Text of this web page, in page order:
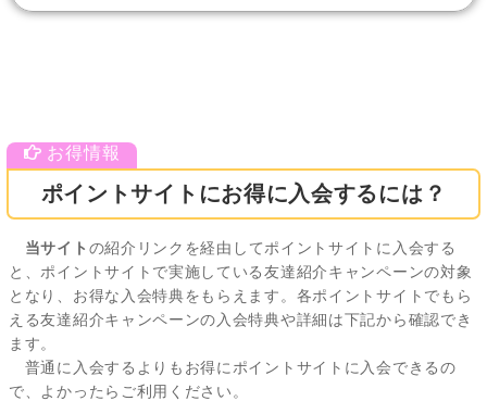
ポイントサイトにお得に入会するには？
当サイト の紹介リンクを経由してポイントサイトに入会する
と、ポイントサイトで実施している友達紹介キャンペーンの対象
となり、お得な入会特典をもらえます。各ポイントサイトでもら
える友達紹介キャンペーンの入会特典や詳細は下記から確認でき
ます。
普通に入会するよりもお得にポイントサイトに入会できるの
で、よかったらご利用ください。